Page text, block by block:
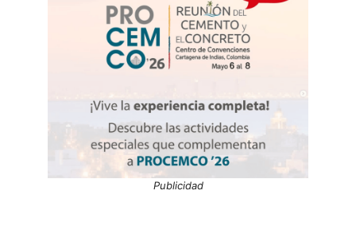
Publicidad